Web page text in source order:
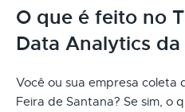
O que é feito no
Data Analytics
Você ou sua empresa
Feira de Santana? Se sim, o